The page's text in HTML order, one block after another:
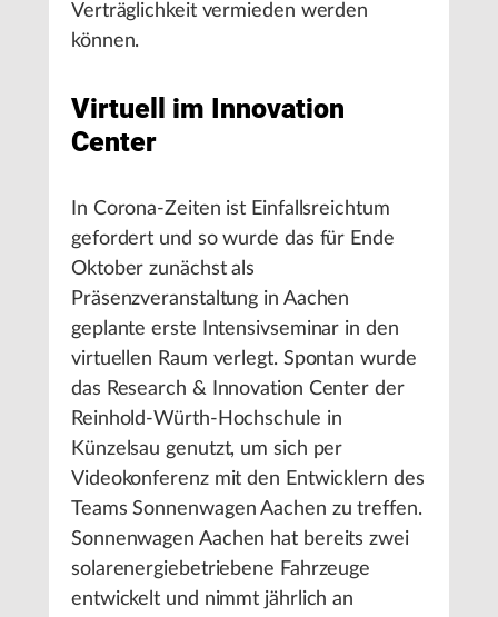
Verträglichkeit vermieden werden
können.
Virtuell im Innovation
Center
In Corona-Zeiten ist Einfallsreichtum
gefordert und so wurde das für Ende
Oktober zunächst als
Präsenzveranstaltung in Aachen
geplante erste Intensivseminar in den
virtuellen Raum verlegt. Spontan wurde
das Research & Innovation Center der
Reinhold-Würth-Hochschule in
Künzelsau genutzt, um sich per
Videokonferenz mit den Entwicklern des
Teams Sonnenwagen Aachen zu treffen.
Sonnenwagen Aachen hat bereits zwei
solarenergiebetriebene Fahrzeuge
entwickelt und nimmt jährlich an